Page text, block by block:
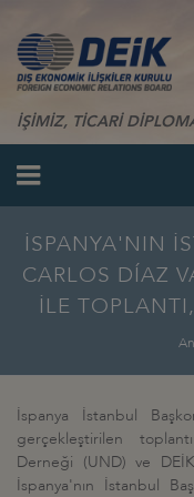
İŞİMİZ, TİCARİ
İSPANYA'NIN
CARLOS DÍAZ
İLE
İspanya İstanbul
gerçekleştirilen
Derneği (UND) ve
İspanya'nın İstanbul